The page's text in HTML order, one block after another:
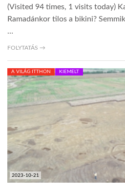
(Visited 94 times, 1 visits today)
Ramadánkor tilos a bikini?
…
FOLYTATÁS →
2023-10-21
A VILÁG ITTHON KIEMELT